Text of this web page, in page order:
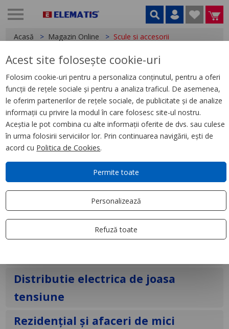
Acasă Magazin Online Scule si accesorii
Aparataj ultraterminal
Sigurante automate
Cofrete modulare
Doze
Cabluri
Trasee cabluri
Iluminat
Automatizari și control pentru
Distributie electrica de joasa
tensiune
Rezidențial și afaceri de mici
Acest site folosește cookie-uri
Folosim cookie-uri pentru a personaliza conținutul, pentru a oferi
funcții de rețele sociale și pentru a analiza traficul. De asemenea,
le oferim partenerilor de rețele sociale, de publicitate și de analize
informații cu privire la modul în care folosesc site-ul nostru.
Aceștia le pot combina cu alte informații oferite de dvs. sau culese
în urma folosirii serviciilor lor. Prin continuarea navigării, ești de
acord cu Politica de Cookies.
Permite toate
Personalizează
Refuză toate